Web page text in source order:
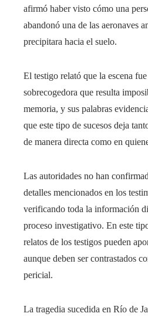
afirmó haber visto cómo una
abandonó una de las aeronaves
precipitara hacia el suelo.
El testigo relató que la escena
sobrecogedora que resulta
memoria, y sus palabras
que este tipo de sucesos deja
de manera directa como en
Las autoridades no han
detalles mencionados en los
verificando toda la información
proceso investigativo. En este
relatos de los testigos pueden
aunque deben ser contrastados
pericial.
La tragedia sucedida en Río de